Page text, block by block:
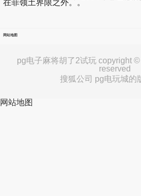
在菲领土界限之外。。
网站地图
pg电子麻将胡了2试玩 copyright
reserved
搜狐公司 pg电玩城的
网站地图